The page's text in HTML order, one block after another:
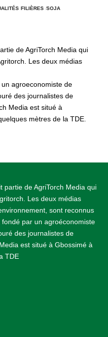
FILIÈRES SOJA
de AgriTorch Media qui
Les deux médias
agroeconomiste de
des journalistes de
Media est situé à
mètres de la TDE.
partie de AgriTorch Media qui
Les deux médias
sont reconnus
fondé par un agroéconomiste
des journalistes de
est situé à Gbossimé à
TDE